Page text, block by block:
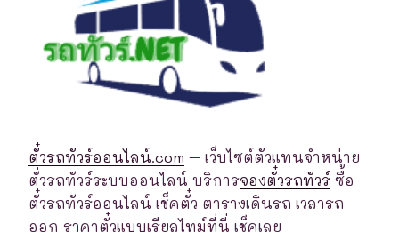
ตั๋วรถทัวร์ออนไลน์.com – เว็บไซต์ตัวแทนจำหน่าย
ตั่วรถทัวร์ระบบออนไลน์ บริการจองตั๋วรถทัวร์ ซื้อ
ตั๋วรถทัวร์ออนไลน์ เช็คตั๋ว ตารางเดินรถ เวลารถ
ออก ราคาตั๋วแบบเรียลไทม์ที่นี่ เช็คเลย